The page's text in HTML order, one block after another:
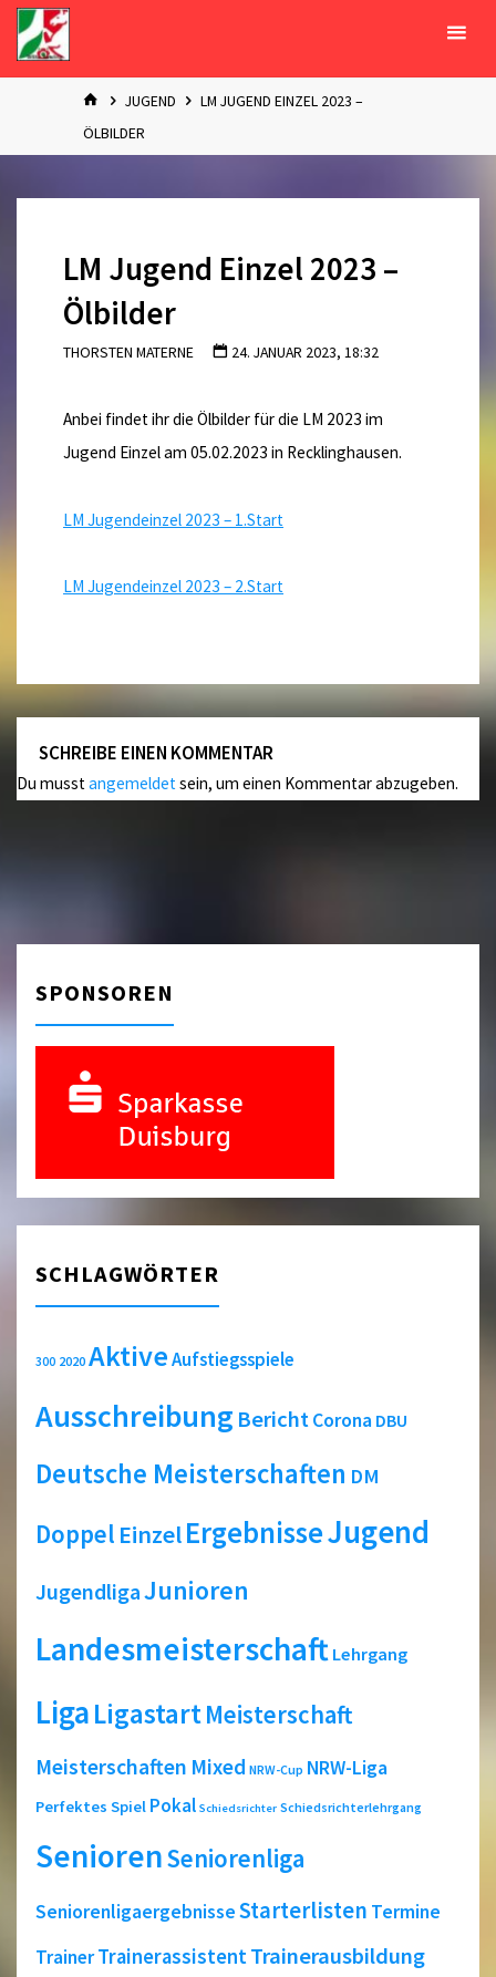
Zum
Inhalt
springen
STARTJUGEND
LM JUGEND EINZEL 2023 –
ÖLBILDER
LM Jugend Einzel 2023 –
Ölbilder
THORSTEN MATERNE 24. JANUAR 2023, 18:32
Anbei findet ihr die Ölbilder für die LM 2023 im
Jugend Einzel am 05.02.2023 in Recklinghausen.
LM Jugendeinzel 2023 – 1.Start
LM Jugendeinzel 2023 – 2.Start
SCHREIBE EINEN KOMMENTAR
Du musstangemeldetsein, um einen Kommentar abzugeben.
SPONSOREN
SCHLAGWÖRTER
300 2020 AktiveAufstiegsspiele
Ausschreibung BerichtCorona DBU
Deutsche Meisterschaften DM
Doppel EinzelErgebnisseJugend
JugendligaJunioren
Landesmeisterschaft Lehrgang
LigaLigastartMeisterschaft
Meisterschaften Mixed NRW-Cup NRW-Liga
Perfektes Spiel Pokal Schiedsrichter Schiedsrichterlehrgang
SeniorenSeniorenliga
SeniorenligaergebnisseStarterlisten Termine
TrainerTrainerassistentTrainerausbildung